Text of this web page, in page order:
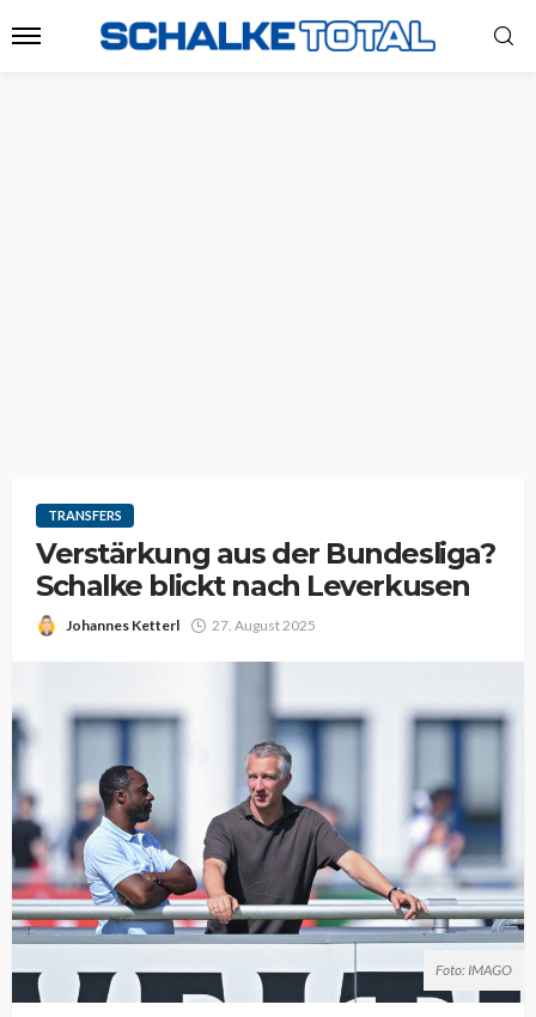
TRANSFERS
Verstärkung aus der Bundesliga?
Schalke blickt nach Leverkusen
Johannes Ketterl 27. August 2025
Foto: IMAGO